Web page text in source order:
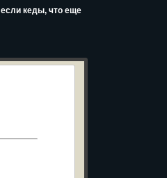
кеды, что еще